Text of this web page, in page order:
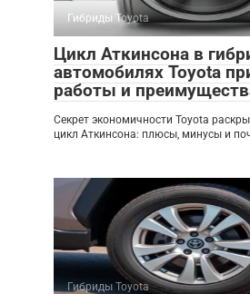
Гибриды Toyota
Цикл Аткинсона в
автомобилях Toyota
работы и
Секрет экономичности Toyota
цикл Аткинсона: плюсы, минусы и
Гибриды Toyota